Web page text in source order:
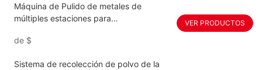
Máquina de Pulido de metales de
múltiples estaciones para
de $
VER PRODUCTOS
Sistema de recolección de polvo de la